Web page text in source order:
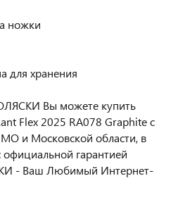
ножки
для хранения
Вы можете купить
Flex 2025 RA078 Graphite с
и Московской области, в
официальной гарантией
- Ваш Любимый Интернет-